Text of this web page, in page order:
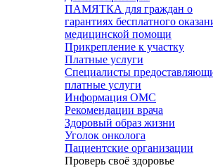
ПАМЯТКА для граждан о
гарантиях бесплатного
медицинской помощи
Прикрепление к участку
Платные услуги
Специалисты
платные услуги
Информация ОМС
Рекомендации врача
Здоровый образ жизни
Уголок онколога
Пациентские организации
Проверь своё здоровье